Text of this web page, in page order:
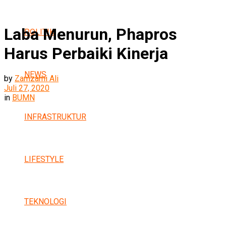
POLITIK
NEWS
INFRASTRUKTUR
LIFESTYLE
TEKNOLOGI
Laba Menurun, Phapros
Harus Perbaiki Kinerja
by Zamzami Ali
Juli 27, 2020
in BUMN